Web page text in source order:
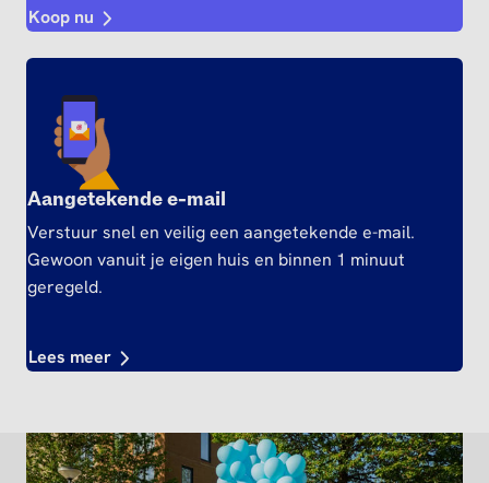
Koop nu
Aangetekende e-mail
Verstuur snel en veilig een aangetekende e-mail.
Gewoon vanuit je eigen huis en binnen 1 minuut
geregeld.
Lees meer